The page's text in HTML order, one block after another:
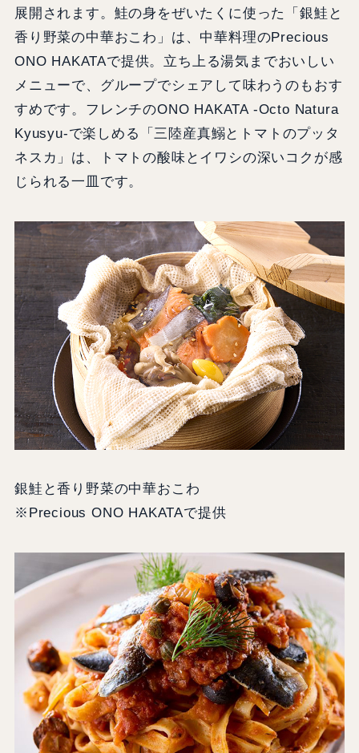
展開されます。鮭の身をぜいたくに使った「銀鮭と
香り野菜の中華おこわ」は、中華料理のPrecious
ONO HAKATAで提供。立ち上る湯気までおいしい
メニューで、グループでシェアして味わうのもおす
すめです。フレンチのONO HAKATA -Octo Natura
Kyusyu-で楽しめる「三陸産真鰯とトマトのプッタ
ネスカ」は、トマトの酸味とイワシの深いコクが感
じられる一皿です。
銀鮭と香り野菜の中華おこわ
※Precious ONO HAKATAで提供